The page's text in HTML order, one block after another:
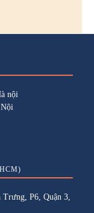
nội
Trưng, P6, Quận 3,